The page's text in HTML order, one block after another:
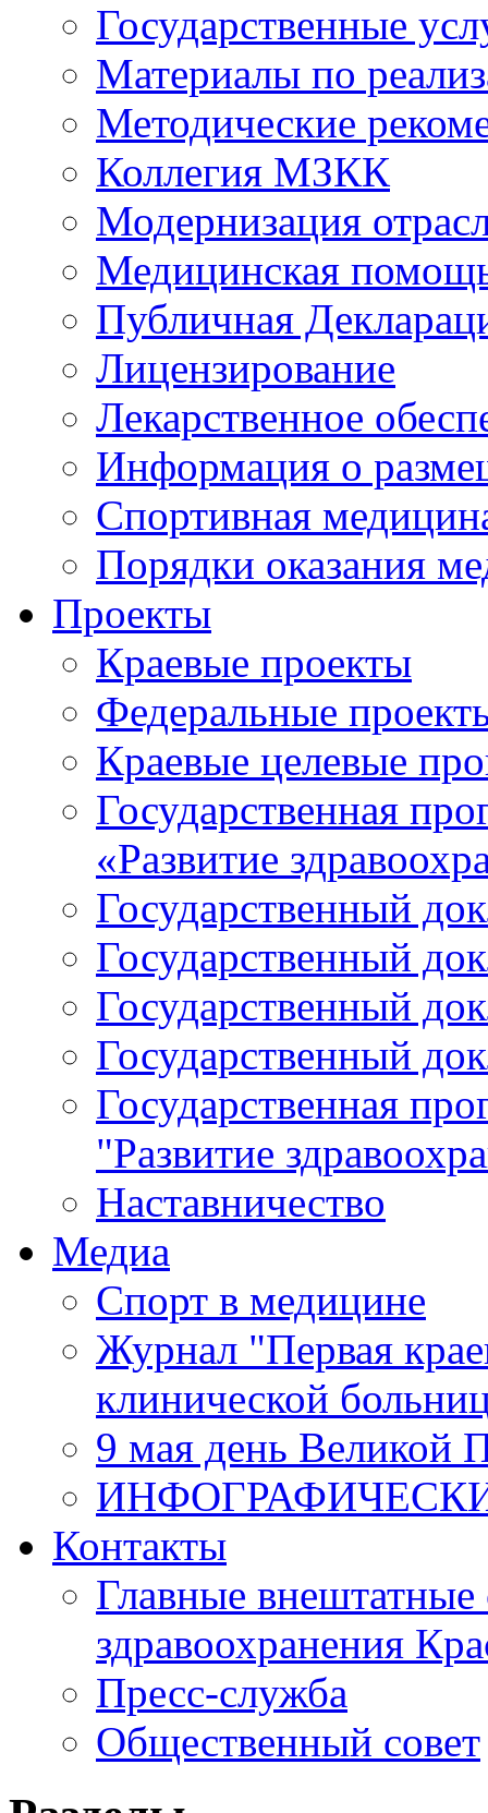
Государственные
Материалы по
Методические
Коллегия МЗКК
Модернизация
Медицинская
Публичная
Лицензирование
Лекарственное
Информация о
Спортивная
Порядки оказания
Проекты
Краевые проекты
Федеральные
Краевые целевые
Государственная
«Развитие
Государственный
Государственный
Государственный
Государственный
Государственная
"Развитие
Наставничество
Медиа
Спорт в медицине
Журнал "Первая
клинической
9 мая день Великой
Контакты
Главные внештатные
здравоохранения
Пресс-служба
Общественный совет